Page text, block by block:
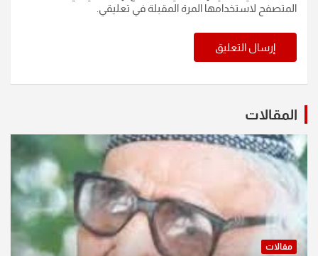
المتصفح لاستخدامها المرة المقبلة في تعليقي.
المقالات
مقالات